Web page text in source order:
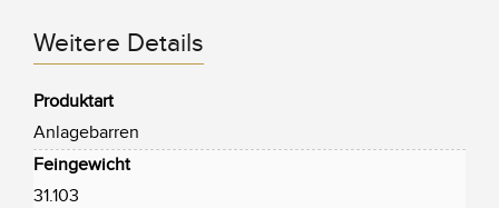
Weitere Details
Produktart
Anlagebarren
Feingewicht
31.103